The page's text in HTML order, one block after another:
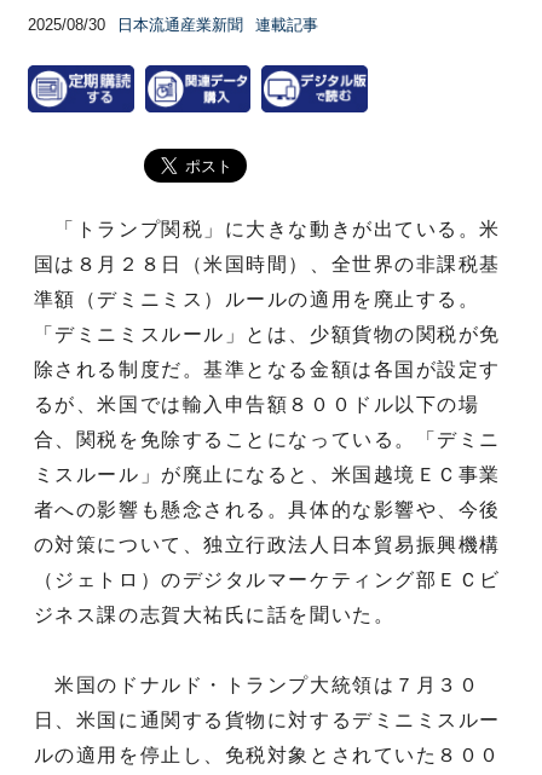
2025/08/30 日本流通産業新聞 連載記事
「トランプ関税」に大きな動きが出ている。米
国は８月２８日（米国時間）、全世界の非課税基
準額（デミニミス）ルールの適用を廃止する。
「デミニミスルール」とは、少額貨物の関税が免
除される制度だ。基準となる金額は各国が設定す
るが、米国では輸入申告額８００ドル以下の場
合、関税を免除することになっている。「デミニ
ミスルール」が廃止になると、米国越境ＥＣ事業
者への影響も懸念される。具体的な影響や、今後
の対策について、独立行政法人日本貿易振興機構
（ジェトロ）のデジタルマーケティング部ＥＣビ
ジネス課の志賀大祐氏に話を聞いた。
米国のドナルド・トランプ大統領は７月３０
日、米国に通関する貨物に対するデミニミスルー
ルの適用を停止し、免税対象とされていた８００